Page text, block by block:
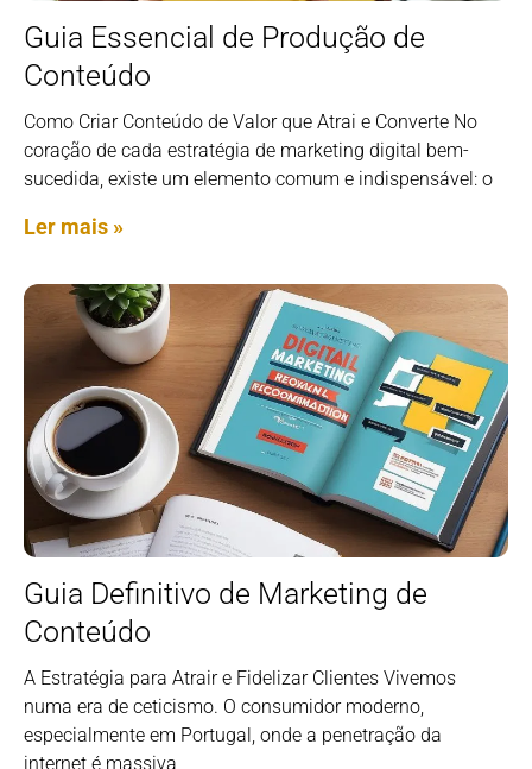
Guia Essencial de Produção de
Conteúdo
Como Criar Conteúdo de Valor que Atrai e Converte No
coração de cada estratégia de marketing digital bem-
sucedida, existe um elemento comum e indispensável: o
Ler mais »
Guia Definitivo de Marketing de
Conteúdo
A Estratégia para Atrair e Fidelizar Clientes Vivemos
numa era de ceticismo. O consumidor moderno,
especialmente em Portugal, onde a penetração da
internet é massiva,